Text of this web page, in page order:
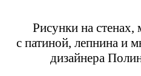
Рисунки на
с патиной, лепнина и
дизайнера